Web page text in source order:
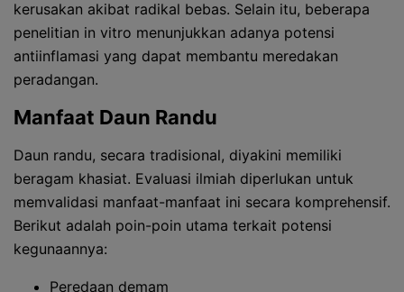
kerusakan akibat radikal bebas. Selain itu, beberapa
penelitian in vitro menunjukkan adanya potensi
antiinflamasi yang dapat membantu meredakan
peradangan.
Manfaat Daun Randu
Daun randu, secara tradisional, diyakini memiliki
beragam khasiat. Evaluasi ilmiah diperlukan untuk
memvalidasi manfaat-manfaat ini secara komprehensif.
Berikut adalah poin-poin utama terkait potensi
kegunaannya:
Peredaan demam